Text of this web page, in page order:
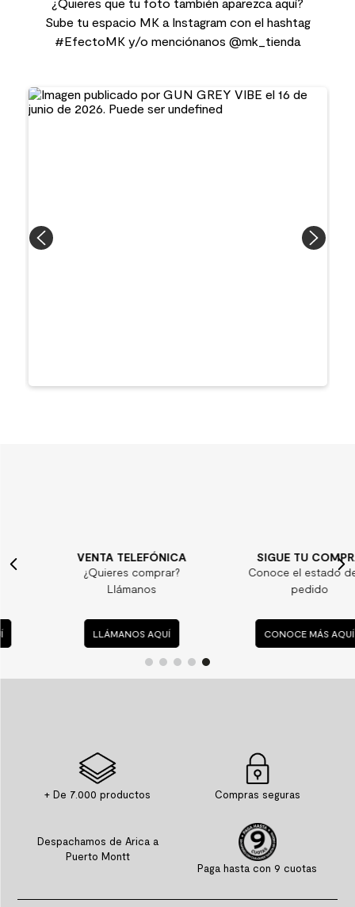
Sube tu espacio MK a Instagram con el hashtag
#EfectoMK y/o menciónanos @mk_tienda
VENTA TELEFÓNICA
¿Quieres comprar?
Llámanos
LLÁMANOS AQUÍ
SIGUE TU COMPRA
Conoce el estado de tu
CONOCE MÁS AQUÍ
+ De 7.000 productos Compras seguras
Despachamos de Arica a
Puerto Montt
Paga hasta con 9 cuotas